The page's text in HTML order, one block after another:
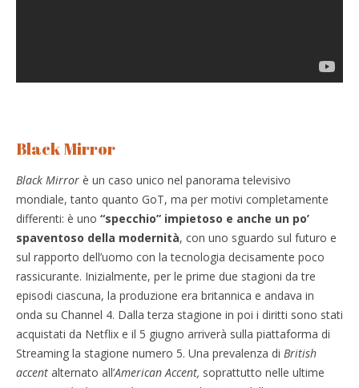
Black Mirror
Black Mirror è un caso unico nel panorama televisivo
mondiale, tanto quanto GoT, ma per motivi completamente
differenti: è uno “specchio” impietoso e anche un po’
spaventoso della modernità, con uno sguardo sul futuro e
sul rapporto dell’uomo con la tecnologia decisamente poco
rassicurante. Inizialmente, per le prime due stagioni da tre
episodi ciascuna, la produzione era britannica e andava in
onda su Channel 4. Dalla terza stagione in poi i diritti sono stati
acquistati da Netflix e il 5 giugno arriverà sulla piattaforma di
Streaming la stagione numero 5. Una prevalenza di British
accent alternato all’American Accent, soprattutto nelle ultime